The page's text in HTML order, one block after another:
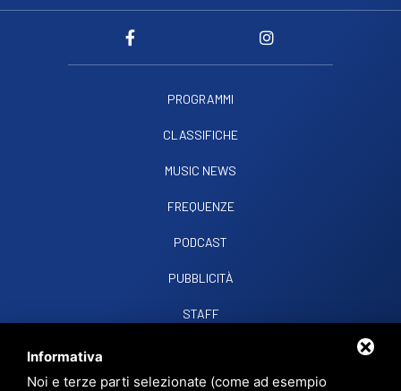
PROGRAMMI
CLASSIFICHE
MUSIC NEWS
FREQUENZE
PODCAST
PUBBLICITÀ
STAFF
Informativa
Noi e terze parti selezionate (come ad esempio